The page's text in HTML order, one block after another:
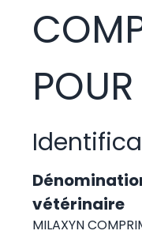
vétérinaire
MILAXYN